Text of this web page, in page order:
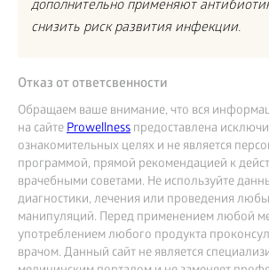
дополнительно применяют
снизить риск развития инфекции.
Отказ от ответсвенности
Обращаем ваше внимание, что вся
на сайтеProwellness предоставлена
ознакомительных целях и не является
программой, прямой рекомендацией к
врачебными советами. Не используйте
диагностики, лечения или проведения
манипуляций. Перед применением любой
употреблением любого продукта
врачом. Данный сайт не является